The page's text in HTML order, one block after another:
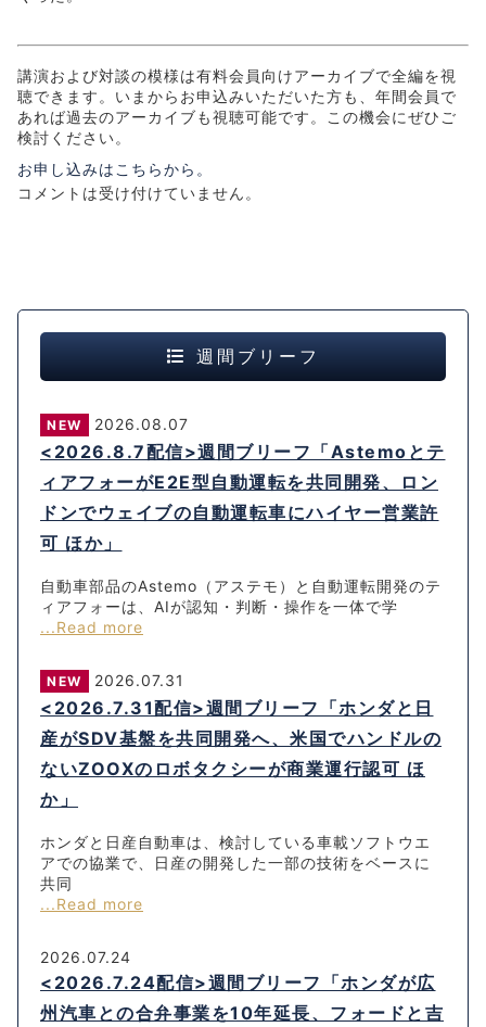
講演および対談の模様は有料会員向けアーカイブで全編を視
聴できます。いまからお申込みいただいた方も、年間会員で
あれば過去のアーカイブも視聴可能です。この機会にぜひご
検討ください。
お申し込みはこちらから。
コメントは受け付けていません。
週間ブリーフ
NEW 2026.08.07
<2026.8.7配信>週間ブリーフ「Astemoとテ
ィアフォーがE2E型自動運転を共同開発、ロン
ドンでウェイブの自動運転車にハイヤー営業許
可 ほか」
自動車部品のAstemo（アステモ）と自動運転開発のテ
ィアフォーは、AIが認知・判断・操作を一体で学
...Read more
NEW 2026.07.31
<2026.7.31配信>週間ブリーフ「ホンダと日
産がSDV基盤を共同開発へ、米国でハンドルの
ないZOOXのロボタクシーが商業運行認可 ほ
か」
ホンダと日産自動車は、検討している車載ソフトウエ
アでの協業で、日産の開発した一部の技術をベースに
共同
...Read more
2026.07.24
<2026.7.24配信>週間ブリーフ「ホンダが広
州汽車との合弁事業を10年延長、フォードと吉